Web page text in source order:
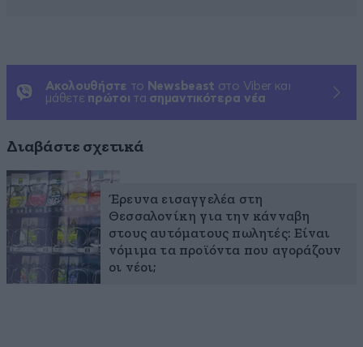
Ακολουθήστε το Newsbeast στο Viber και
μάθετε πρώτοι τα σημαντικότερα νέα
Διαβάστε σχετικά
Έρευνα εισαγγελέα στη
Θεσσαλονίκη για την κάνναβη
στους αυτόματους πωλητές: Είναι
νόμιμα τα προϊόντα που αγοράζουν
οι νέοι;